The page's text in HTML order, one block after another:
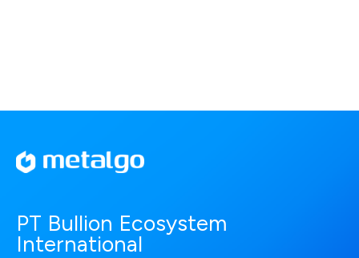
PT Bullion Ecosystem
International